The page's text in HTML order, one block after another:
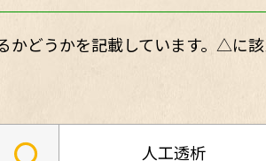
かどうかを記載しています。△に
○ 人工透析